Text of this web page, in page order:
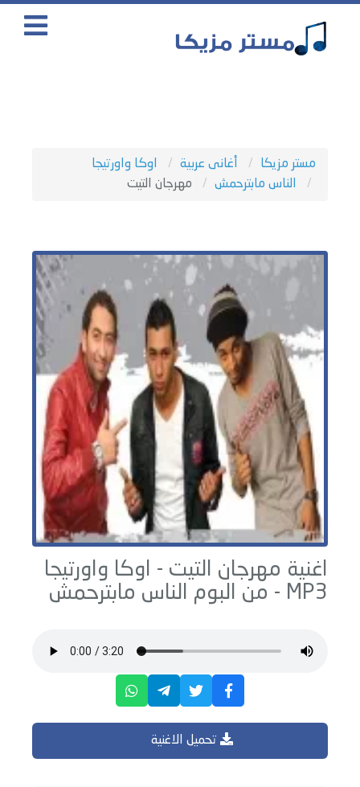
مستر مزيكا أغانى عربية
اوكا واورتيجا
الناس مابترحمش
مهرجان التيت
اغنية مهرجان التيت -
اوكا واورتيجا
MP3 - من البوم
الناس مابترحمش
تحميل الاغنية